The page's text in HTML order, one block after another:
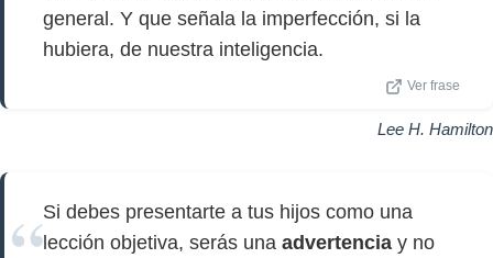
general. Y que señala la imperfección, si la
hubiera, de nuestra inteligencia.
Ver frase
Lee H. Hamilton
Si debes presentarte a tus hijos como una
lección objetiva, serás una advertencia y no